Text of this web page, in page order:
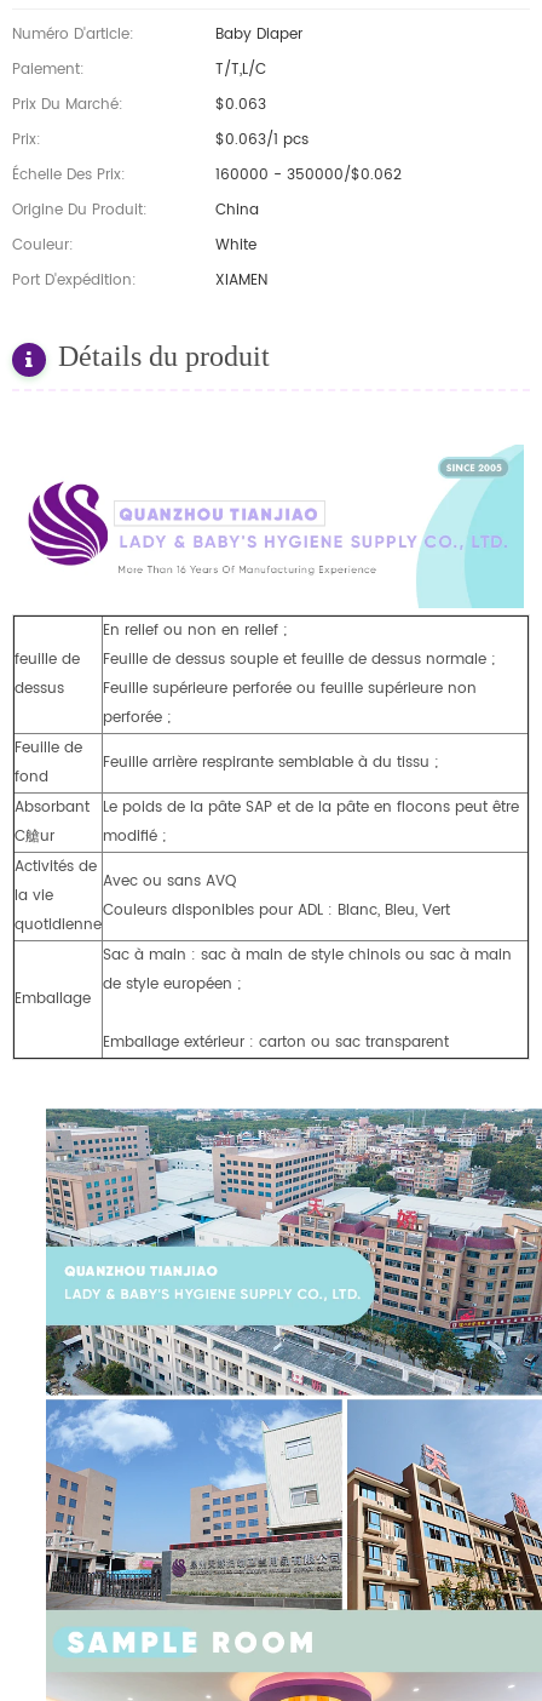
Numéro D'article:
Baby Diaper
Paiement:
T/T,L/C
Prix Du Marché:
$0.063
Prix:
$0.063/1 pcs
Échelle Des Prix:
160000 - 350000/$0.062
Origine Du Produit:
China
Couleur:
White
Port D'expédition:
XIAMEN
Détails du produit
feuille de
dessus
En relief ou non en relief ;
Feuille de dessus souple et feuille de dessus normale ;
Feuille supérieure perforée ou feuille supérieure non
perforée ;
Feuille de
fond
Feuille arrière respirante semblable à du tissu ;
Absorbant
C艙ur
Le poids de la pâte SAP et de la pâte en flocons peut être
modifié ;
Activités de
la vie
quotidienne
Avec ou sans AVQ
Couleurs disponibles pour ADL : Blanc, Bleu, Vert
Emballage
Sac à main : sac à main de style chinois ou sac à main
de style européen ;
Emballage extérieur : carton ou sac transparent